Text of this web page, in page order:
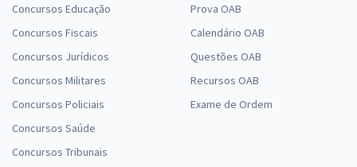
Concursos Educação
Concursos Fiscais
Concursos Jurídicos
Concursos Militares
Concursos Policiais
Concursos Saúde
Concursos Tribunais
Prova OAB
Calendário OAB
Questões OAB
Recursos OAB
Exame de Ordem